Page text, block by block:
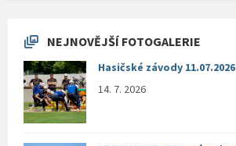
NEJNOVĚJŠÍ FOTOGALERIE
Hasičské závody 11.07.2026
14. 7. 2026